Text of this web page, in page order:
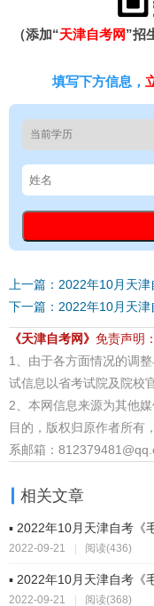
（添加“天津自考网”招
填写下方信息，
上一篇：2022年10月天
下一篇：2022年10月天
《天津自考网》 免责声明：
1、由于各方面情况的调
试信息以省考试院及院校
2、本网信息来源为其他
目的，版权归原作者所有
系邮箱：
相关文章
▪ 2022年10月天津自考《
2022-09-21 阅读(436)
▪ 2022年10月天津自考《
2022-09-21 | 阅读(368)